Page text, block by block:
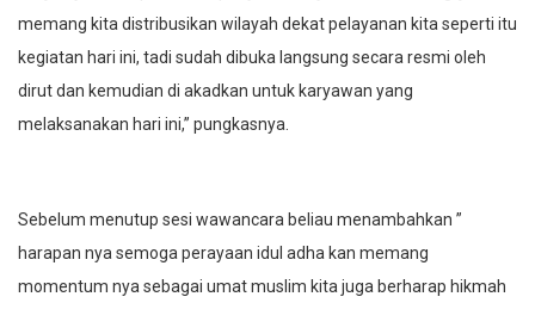
memang kita distribusikan wilayah dekat pelayanan kita seperti itu
kegiatan hari ini, tadi sudah dibuka langsung secara resmi oleh
dirut dan kemudian di akadkan untuk karyawan yang
melaksanakan hari ini,” pungkasnya.
Sebelum menutup sesi wawancara beliau menambahkan ”
harapan nya semoga perayaan idul adha kan memang
momentum nya sebagai umat muslim kita juga berharap hikmah